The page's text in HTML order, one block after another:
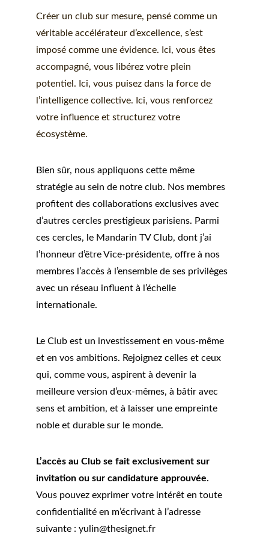
Créer un club sur mesure, pensé comme un
véritable accélérateur d’excellence, s’est
imposé comme une évidence. Ici, vous êtes
accompagné, vous libérez votre plein
potentiel. Ici, vous puisez dans la force de
l’intelligence collective. Ici, vous renforcez
votre influence et structurez votre
écosystème.
Bien sûr, nous appliquons cette même
stratégie au sein de notre club. Nos membres
profitent des collaborations exclusives avec
d’autres cercles prestigieux parisiens. Parmi
ces cercles, le Mandarin TV Club, dont j’ai
l’honneur d’être Vice-présidente, offre à nos
membres l’accès à l’ensemble de ses privilèges
avec un réseau influent à l’échelle
internationale.
Le Club est un investissement en vous-même
et en vos ambitions. Rejoignez celles et ceux
qui, comme vous, aspirent à devenir la
meilleure version d’eux-mêmes, à bâtir avec
sens et ambition, et à laisser une empreinte
noble et durable sur le monde.
L’accès au Club se fait exclusivement sur
invitation ou sur candidature approuvée.
Vous pouvez exprimer votre intérêt en toute
confidentialité en m’écrivant à l’adresse
suivante : yulin@thesignet.fr